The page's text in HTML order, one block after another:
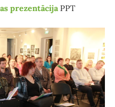
prezentācija PPT